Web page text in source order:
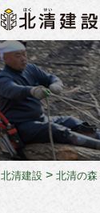
北清建設 > 北清の森